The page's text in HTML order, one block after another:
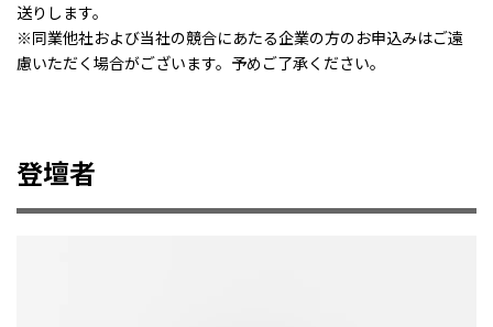
送りします。
※同業他社および当社の競合にあたる企業の方のお申込みはご遠
慮いただく場合がございます。予めご了承ください。
登壇者